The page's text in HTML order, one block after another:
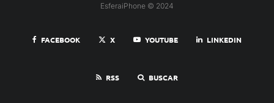
EsferaiPhone © 2024
FACEBOOK X YOUTUBE LINKEDIN
RSS BUSCAR